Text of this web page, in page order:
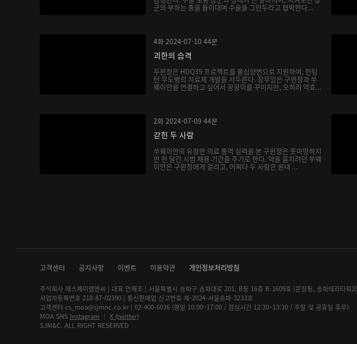
군의 부하는 총을 들이대며 수술을 그만두라고 협박한다...
4화 2024-07-10 44분
괴한의 습격
두윈청은 HDQ39 프로젝트를 물심양면으로 지원하며, 헌팅
턴 무도병의 치료제 개발을 서두른다. 장무잉은 구윈정과 쑤
웨이안을 연결하고 싶어서 꿍꿍이를 꾸미지만, 오히려 역효...
2화 2024-07-09 44분
갇힌 두 사람
쑤웨이안의 유창한 의료 통역 실력을 본 구윈정은 못마땅하지
만 한 달간 시범 채용 기간을 주기로 한다. 약을 훔치려던 쑤웨
이안은 구윈정에게 걸리고, 어쩌다 두 사람은 원내 ...
고객센터 공지사항 이벤트 이용약관 개인정보처리방침
주식회사 에스제이엠엔씨 | 대표 안해조 | 서울특별시 송파구 송파대로 201, B동 16층 B-1609호 (문정동, 송파테라타워2)
사업자등록번호 218-87-02390 | 통신판매업 신고번호 제-2024-서울송파-3233호
고객센터 cs_moa@sjmnc.co.kr | 02-400-6036 (평일 10:00~17:00 / 점심시간 12:30~13:30 / 주말 및 공휴일 휴무)
MOA SNS Instagram │ X (twitter)
SJM&C. ALL RIGHT RESERVED